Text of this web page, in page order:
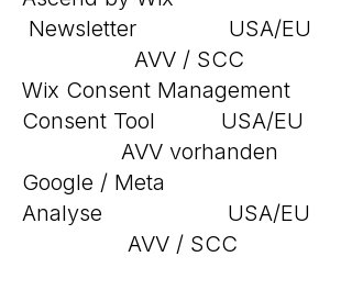
Newsletter USA/EU
AVV / SCC
Wix Consent Management
Consent Tool USA/EU
AVV vorhanden
Google / Meta
Analyse USA/EU
AVV / SCC